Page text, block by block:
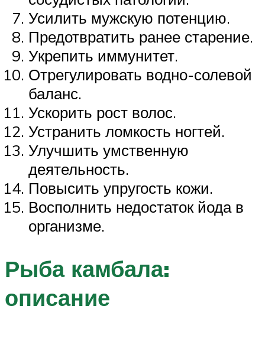
Усилить мужскую потенцию.
Предотвратить ранее старение.
Укрепить иммунитет.
Отрегулировать водно-солевой
баланс.
Ускорить рост волос.
Устранить ломкость ногтей.
Улучшить умственную
деятельность.
Повысить упругость кожи.
Восполнить недостаток йода в
организме.
Рыба камбала:
описание